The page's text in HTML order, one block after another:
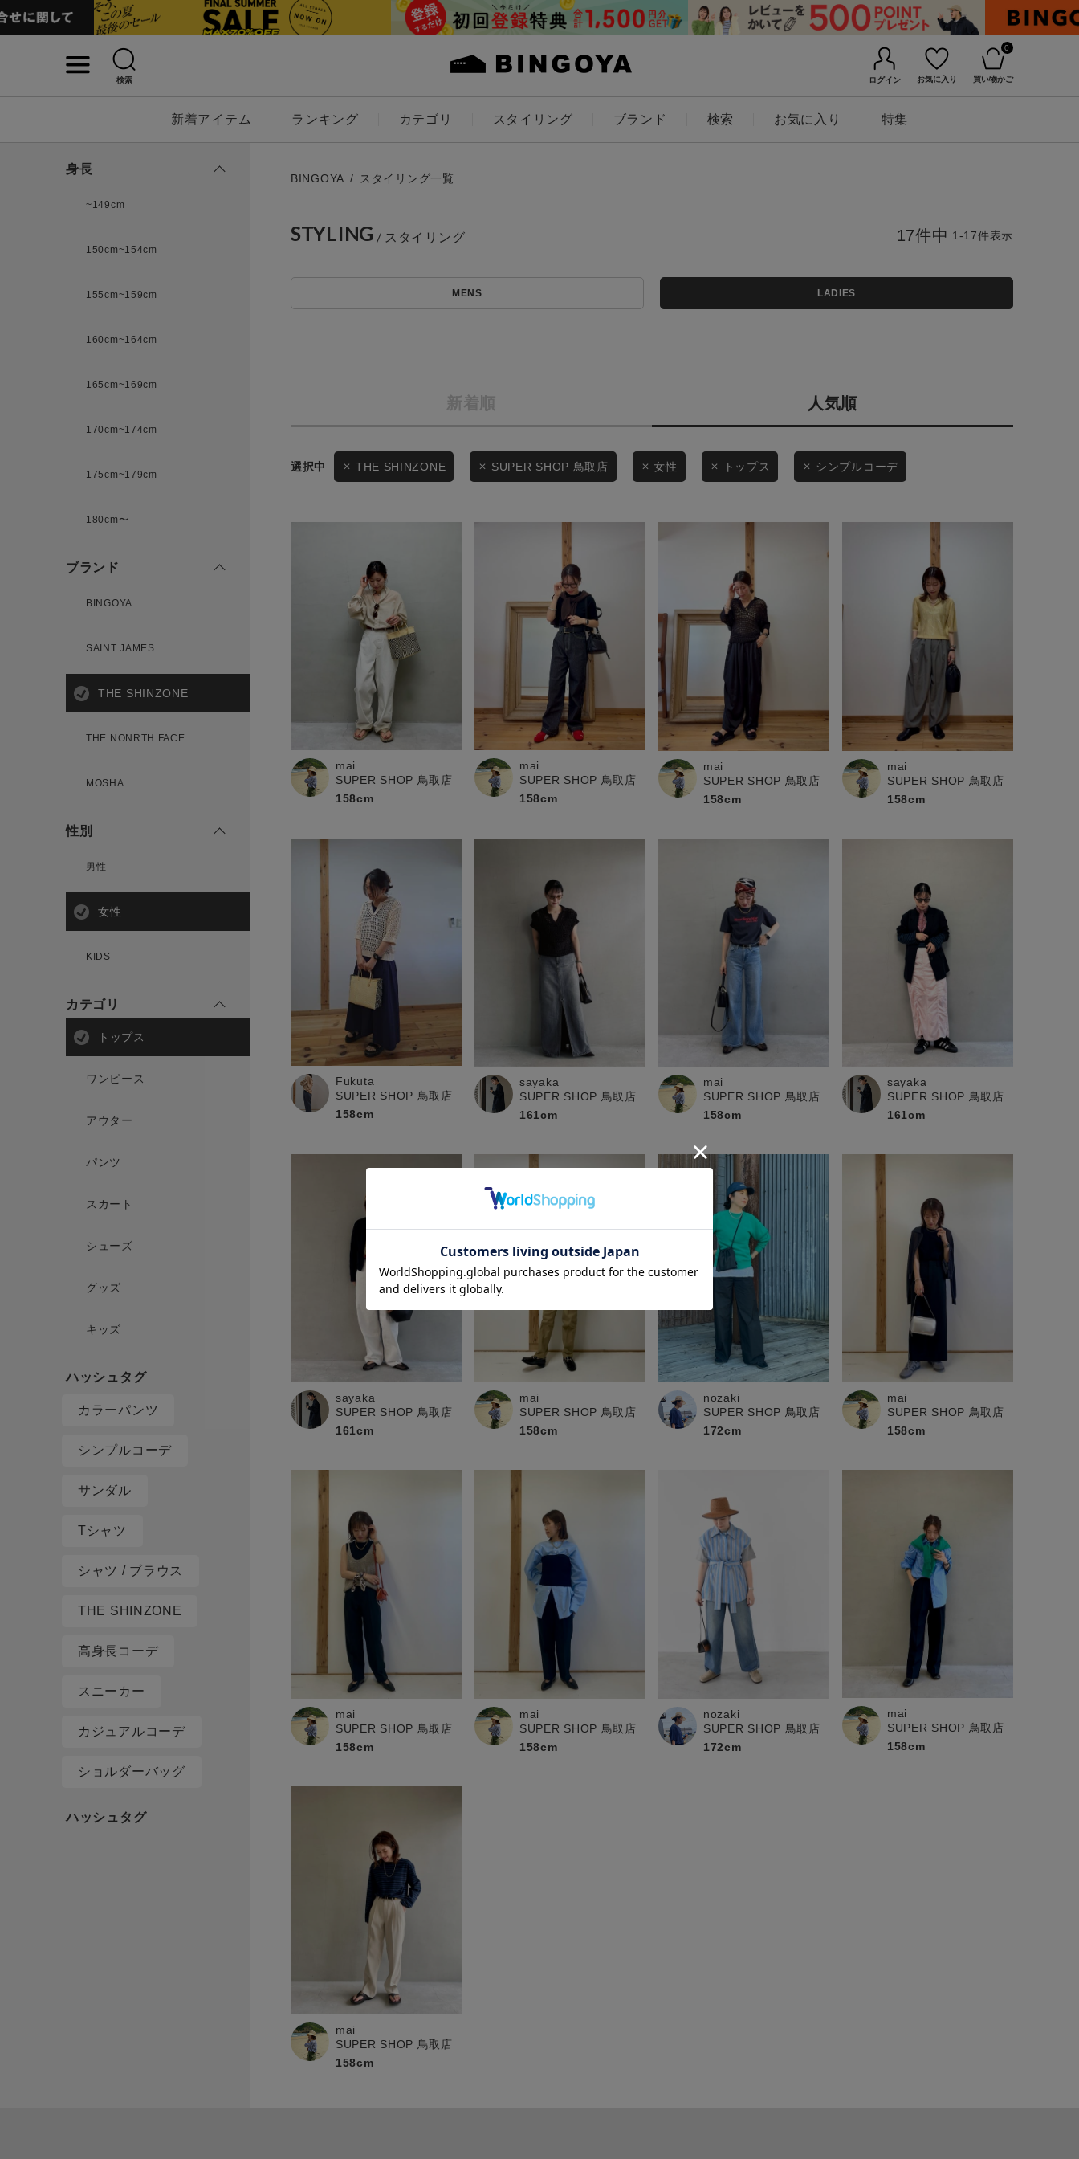
検索 ログイン お気に入り
0
買い物かご
新着アイテム ランキング カテゴリ スタイリング ブランド 検索 お気に入り 特集
注文履歴
カテゴリから探す
ブランドから探す
履き比べ可能商品から探す
会社概要
ギフトカード
お知らせ・ご利用ガイド
お知らせ
ご利用ガイド
ギフトラッピング
お問い合わせ
無料公式アプリダウンロード
キーワード
LADIES KIDS
価格
セール価格 WEB限定
在庫
在庫なし含む
この条件で絞り込む
身長
~149cm
150cm~154cm
155cm~159cm
160cm~164cm
165cm~169cm
170cm~174cm
175cm~179cm
180cm〜
ブランド
BINGOYA
SAINT JAMES
THE SHINZONE
THE NONRTH FACE
MOSHA
性別
男性
女性
KIDS
カテゴリ
トップス
ワンピース
アウター
パンツ
スカート
シューズ
グッズ
キッズ
カラーパンツ
シンプルコーデ
サンダル
Tシャツ
シャツ / ブラウス
THE SHINZONE
高身長コーデ
スニーカー
カジュアルコーデ
ショルダーバッグ
BINGOYA スタイリング一覧
STYLING
MENS LADIES
新着順 人気順
17件中 1-17件表示
THE SHINZONE SUPER SHOP 鳥取店 女性 トップス シンプルコーデ
mai
SUPER SHOP 鳥取店
158cm
mai
SUPER SHOP 鳥取店
158cm
mai
SUPER SHOP 鳥取店
158cm
mai
SUPER SHOP 鳥取店
158cm
Fukuta
SUPER SHOP 鳥取店
158cm
sayaka
SUPER SHOP 鳥取店
161cm
mai
SUPER SHOP 鳥取店
158cm
sayaka
SUPER SHOP 鳥取店
161cm
sayaka
SUPER SHOP 鳥取店
161cm
mai
SUPER SHOP 鳥取店
158cm
nozaki
SUPER SHOP 鳥取店
172cm
mai
SUPER SHOP 鳥取店
158cm
mai
SUPER SHOP 鳥取店
158cm
mai
SUPER SHOP 鳥取店
158cm
nozaki
SUPER SHOP 鳥取店
172cm
mai
SUPER SHOP 鳥取店
158cm
mai
SUPER SHOP 鳥取店
158cm